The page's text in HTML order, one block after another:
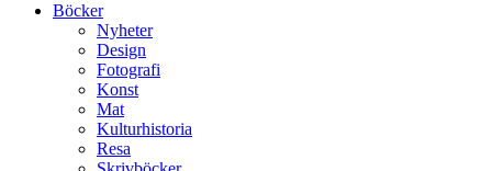
Böcker
Nyheter
Design
Fotografi
Konst
Mat
Kulturhistoria
Resa